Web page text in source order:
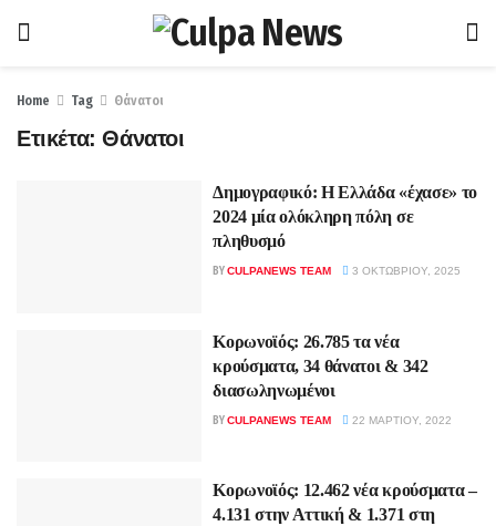
Home Tag Θάνατοι
Ετικέτα:Θάνατοι
Δημογραφικό: Η Ελλάδα «έχασε» το
2024 μία ολόκληρη πόλη σε
πληθυσμό
BYCULPANEWS TEAM 3 ΟΚΤΩΒΡΊΟΥ, 2025
Κορωνοϊός: 26.785 τα νέα
κρούσματα, 34 θάνατοι & 342
διασωληνωμένοι
BYCULPANEWS TEAM 22 ΜΑΡΤΊΟΥ, 2022
Κορωνοϊός: 12.462 νέα κρούσματα –
4.131 στην Αττική & 1.371 στη